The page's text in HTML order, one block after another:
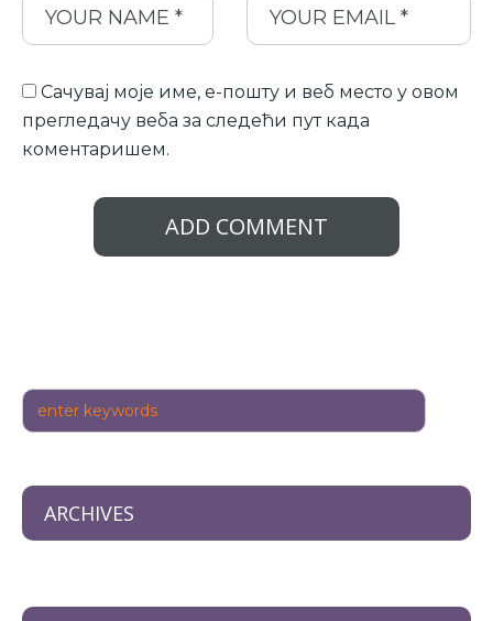
Сачувај моје име, е-пошту и веб место у овом
прегледачу веба за следећи пут када
коментаришем.
ARCHIVES